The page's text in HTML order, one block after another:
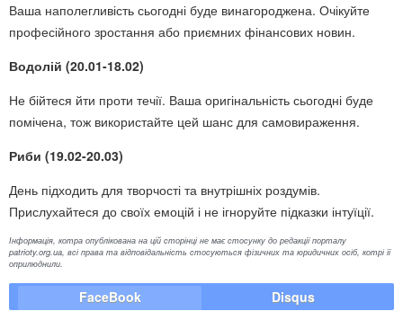
Ваша наполегливість сьогодні буде винагороджена. Очікуйте
професійного зростання або приємних фінансових новин.
Водолій (20.01-18.02)
Не бійтеся йти проти течії. Ваша оригінальність сьогодні буде
помічена, тож використайте цей шанс для самовираження.
Риби (19.02-20.03)
День підходить для творчості та внутрішніх роздумів.
Прислухайтеся до своїх емоцій і не ігноруйте підказки інтуїції.
Інформація, котра опублікована на цій сторінці не має стосунку до редакції порталу
patrioty.org.ua, всі права та відповідальність стосуються фізичних та юридичних осіб, котрі її
оприлюднили.
FaceBook Disqus